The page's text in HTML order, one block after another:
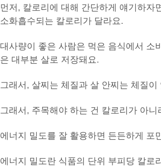
먼저, 칼로리에 대해 간단하게 얘기하자
소화흡수되는 칼로리가 달라요.
대사량이 좋은 사람은 먹은 음식에서 소
은 대부분 살로 저장돼요.
그래서, 살찌는 체질과 살 안찌는 체질이
그래서, 주목해야 하는 건 칼로리가 아
에너지 밀도를 잘 활용하면 든든하게 포
에너지 밀도란 식품의 단위 부피당 칼로